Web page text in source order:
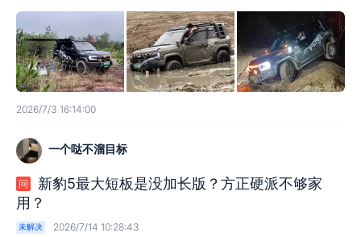
2026/7/3 16:14:00
一个哒不溜目标
问
新豹5最大短板是没加长版？方正硬派不够家
用？
未解决 2026/7/14 10:28:43